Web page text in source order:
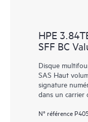
HPE
SFF BC
Disque
SAS Haut
signature
dans un carrier
N° référence